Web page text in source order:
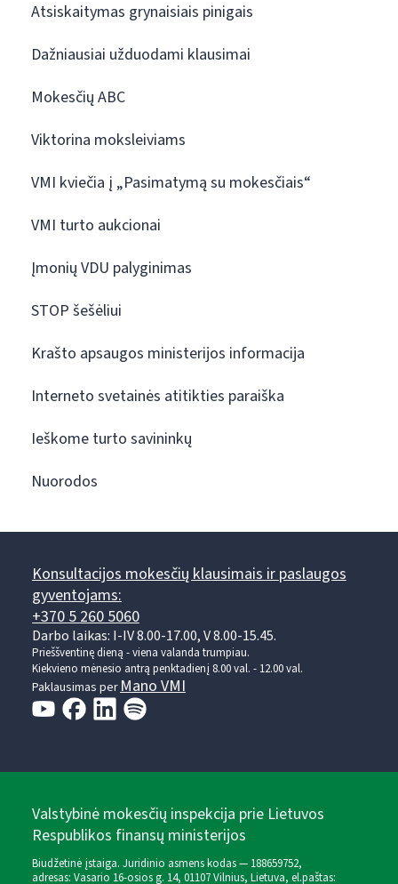
Atsiskaitymas grynaisiais pinigais
Dažniausiai užduodami klausimai
Mokesčių ABC
Viktorina moksleiviams
VMI kviečia į „Pasimatymą su mokesčiais“
VMI turto aukcionai
Įmonių VDU palyginimas
STOP šešėliui
Krašto apsaugos ministerijos informacija
Interneto svetainės atitikties paraiška
Ieškome turto savininkų
Nuorodos
Konsultacijos mokesčių klausimais ir paslaugos
gyventojams:
+370 5 260 5060
Darbo laikas: I-IV 8.00-17.00, V 8.00-15.45.
Prieššventinę dieną - viena valanda trumpiau.
Kiekvieno mėnesio antrą penktadienį 8.00 val. - 12.00 val.
Paklausimas perMano VMI
Valstybinė mokesčių inspekcija prie Lietuvos
Respublikos finansų ministerijos
Biudžetinė įstaiga. Juridinio asmens kodas — 188659752,
adresas: Vasario 16-osios g. 14, 01107 Vilnius, Lietuva, el.paštas: